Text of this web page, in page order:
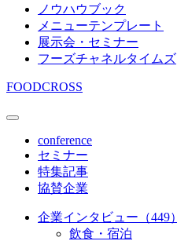
ノウハウブック
メニューテンプレート
展示会・セミナー
フーズチャネルタイムズ
FOODCROSS
conference
セミナー
特集記事
協賛企業
企業インタビュー（449）
飲食・宿泊